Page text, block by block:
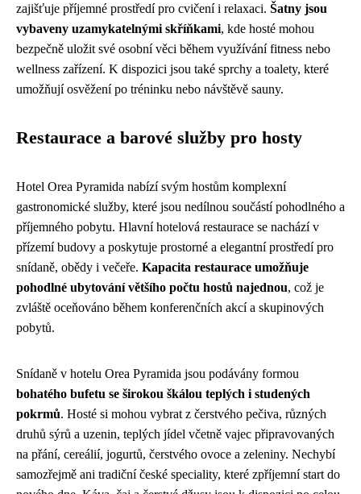
zajišťuje příjemné prostředí pro cvičení i relaxaci. Šatny jsou
vybaveny uzamykatelnými skříňkami, kde hosté mohou
bezpečně uložit své osobní věci během využívání fitness nebo
wellness zařízení. K dispozici jsou také sprchy a toalety, které
umožňují osvěžení po tréninku nebo návštěvě sauny.
Restaurace a barové služby pro hosty
Hotel Orea Pyramida nabízí svým hostům komplexní
gastronomické služby, které jsou nedílnou součástí pohodlného a
příjemného pobytu. Hlavní hotelová restaurace se nachází v
přízemí budovy a poskytuje prostorné a elegantní prostředí pro
snídaně, obědy i večeře. Kapacita restaurace umožňuje
pohodlné ubytování většího počtu hostů najednou, což je
zvláště oceňováno během konferenčních akcí a skupinových
pobytů.
Snídaně v hotelu Orea Pyramida jsou podávány formou
bohatého bufetu se širokou škálou teplých i studených
pokrmů. Hosté si mohou vybrat z čerstvého pečiva, různých
druhů sýrů a uzenin, teplých jídel včetně vajec připravovaných
na přání, cereálií, jogurtů, čerstvého ovoce a zeleniny. Nechybí
samozřejmě ani tradiční české speciality, které zpříjemní start do